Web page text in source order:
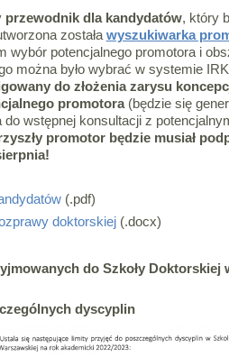
przewodnik dla kandydatów, który
została wyszukiwarka
wybór potencjalnego promotora i
można było wybrać w systemie
do złożenia zarysu
promotora (będzie się
do wstępnej konsultacji z
promotor będzie musiał
(.pdf)
doktorskiej(.docx)
do Szkoły Doktorskiej
dyscyplin